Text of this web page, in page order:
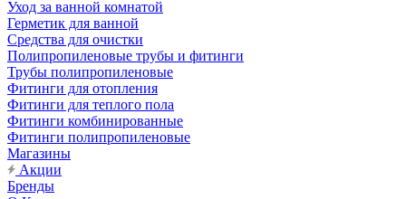
Уход за ванной комнатой
Герметик для ванной
Средства для очистки
Полипропиленовые трубы и фитинги
Трубы полипропиленовые
Фитинги для отопления
Фитинги для теплого пола
Фитинги комбинированные
Фитинги полипропиленовые
Магазины
Акции
Бренды